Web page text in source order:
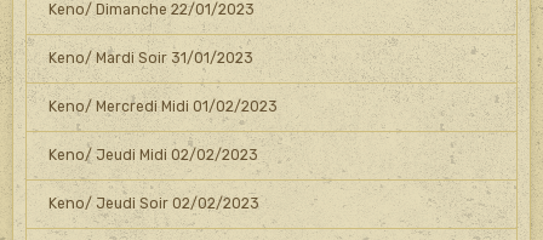
Keno/ Dimanche 22/01/2023
Keno/ Mardi Soir 31/01/2023
Keno/ Mercredi Midi 01/02/2023
Keno/ Jeudi Midi 02/02/2023
Keno/ Jeudi Soir 02/02/2023